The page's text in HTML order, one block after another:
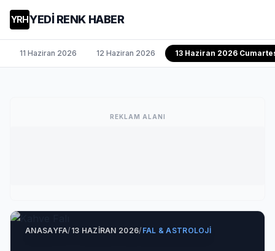
YRHYEDİ RENK HABER
11 Haziran 2026 12 Haziran 2026 13 Haziran 2026
REKLAM ALANI
ANASAYFA/13 HAZIRAN 2026/FAL & ASTROLOJI